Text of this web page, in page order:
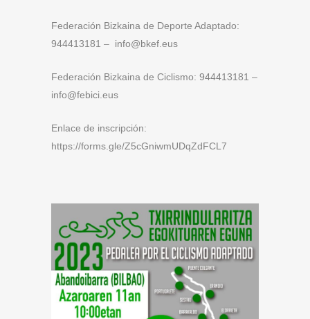
Federación Bizkaina de Deporte Adaptado:
944413181 – info@bkef.eus
Federación Bizkaina de Ciclismo: 944413181 –
info@febici.eus
Enlace de inscripción:
https://forms.gle/Z5cGniwmUDqZdFCL7